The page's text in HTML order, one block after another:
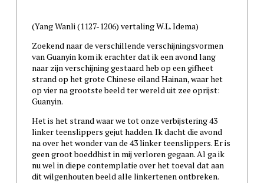
(Yang Wanli (1127-1206) vertaling W.L. Idema)
Zoekend naar de verschillende verschijningsvormen
van Guanyin kom ik erachter dat ik een avond lang
naar zijn verschijning gestaard heb op een gifheet
strand op het grote Chinese eiland Hainan, waar het
op vier na grootste beeld ter wereld uit zee oprijst:
Guanyin.
Het is het strand waar we tot onze verbijstering 43
linker teenslippers gejut hadden. Ik dacht die avond
na over het wonder van de 43 linker teenslippers. Er is
geen groot boeddhist in mij verloren gegaan. Al ga ik
nu wel in diepe contemplatie over het toeval dat aan
dit wilgenhouten beeld alle linkertenen ontbreken.